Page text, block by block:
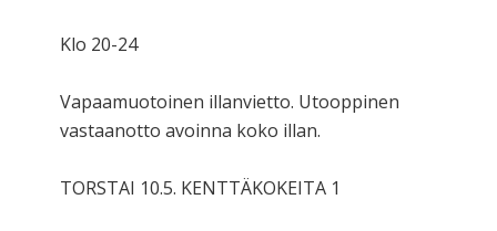
Klo 20-24
Vapaamuotoinen illanvietto. Utooppinen
vastaanotto avoinna koko illan.
TORSTAI 10.5. KENTTÄKOKEITA 1